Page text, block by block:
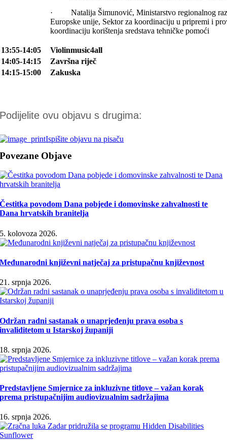
· Natalija Šimunović, Ministarstvo regionalnog
Europske unije, Sektor za koordinaciju u pripremi i
koordinaciju korištenja sredstava tehničke pomoći
13:55-14:05
Violinmusic4all
14:05-14:15
Završna riječ
14:15-15:00
Zakuska
Podijelite ovu objavu s drugima:
Ispišite objavu na pisaču
Povezane Objave
Čestitka povodom Dana pobjede i domovinske zahvalnosti te
Dana hrvatskih branitelja
5. kolovoza 2026.
Međunarodni književni natječaj za pristupačnu književnost
21. srpnja 2026.
Održan radni sastanak o unaprjeđenju prava osoba s
invaliditetom u Istarskoj županiji
18. srpnja 2026.
Predstavljene Smjernice za inkluzivne titlove – važan korak
prema pristupačnijim audiovizualnim sadržajima
16. srpnja 2026.